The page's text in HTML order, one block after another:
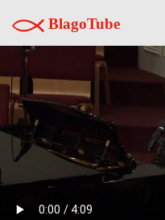
BlagoTube